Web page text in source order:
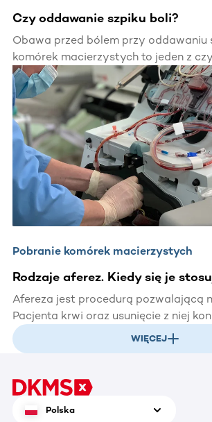
Czy oddawanie szpiku boli?
Obawa przed bólem przy oddawaniu
komórek macierzystych to jeden z
powstrzymuje wiele osób przed
potencjalny Dawca. Czy oddawanie
bolesne?Według Dawców nie. Ból
oddawaniem szpiku porównują do
stłuczeniu o kant szafki.
Pobranie komórek macierzystych
Rodzaje aferez. Kiedy się je
Afereza jest procedurą pozwalającą
Pacjenta krwi oraz usunięcie z niej
składnika (osocza, krwinek białych,
innych elementów morfotycznych).
przeszczepowego od Dawców, jak i w
terapeutycznych.
WIĘCEJ
Polska